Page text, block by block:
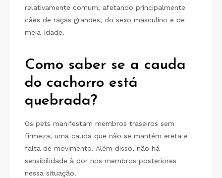
relativamente comum, afetando principalmente
cães de raças grandes, do sexo masculino e de
meia-idade.
Como saber se a cauda
do cachorro está
quebrada?
Os pets manifestam membros traseiros sem
firmeza, uma cauda que não se mantém ereta e
falta de movimento. Além disso, não há
sensibilidade à dor nos membros posteriores
nessa situação.